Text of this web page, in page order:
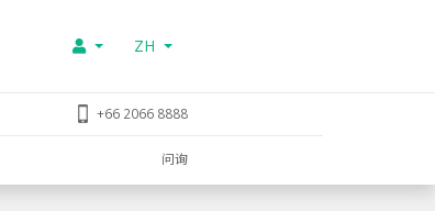
ZH
+66 2066 8888
问询